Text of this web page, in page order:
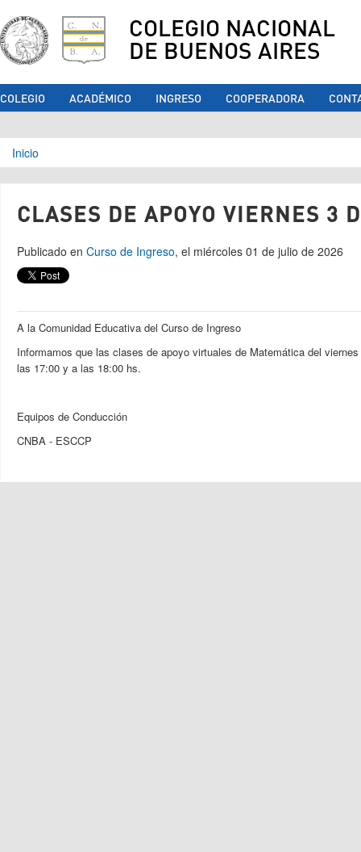
COLEGIO NACIONAL
DE BUENOS AIRES
COLEGIO ACADÉMICO INGRESO COOPERADORA
Se encuentra usted aquí
Inicio
CLASES DE APOYO VIERNES 3
Publicado en Curso de Ingreso, el miércoles 01 de julio de 2026
A la Comunidad Educativa del Curso de Ingreso
Informamos que las clases de apoyo virtuales de Matemática del
las 17:00 y a las 18:00 hs.
Equipos de Conducción
CNBA - ESCCP